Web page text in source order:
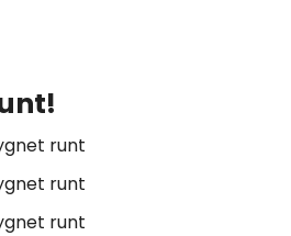
runt
runt
runt